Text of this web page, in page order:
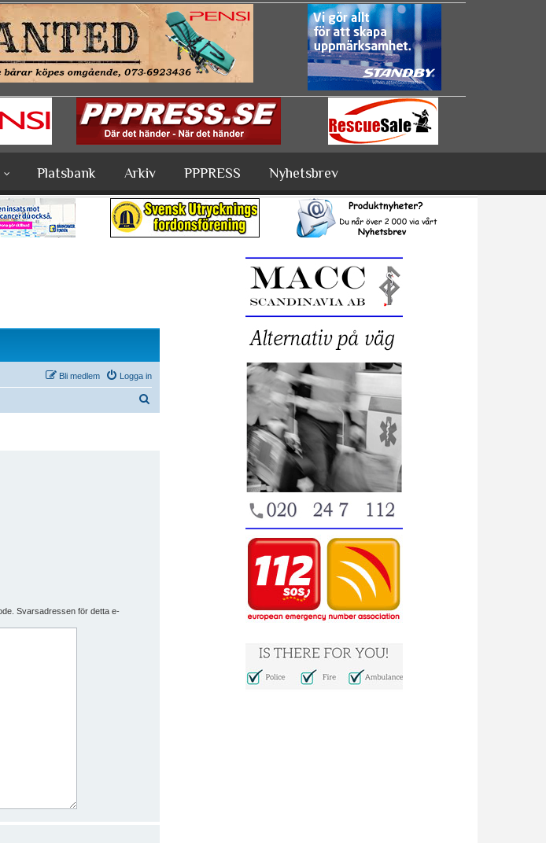
Platsbank Arkiv PPPRESS Nyhetsbrev